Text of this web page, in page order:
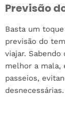
Previsão
Basta um
previsão do
viajar.
melhor a mala,
passeios,
desnecessárias.